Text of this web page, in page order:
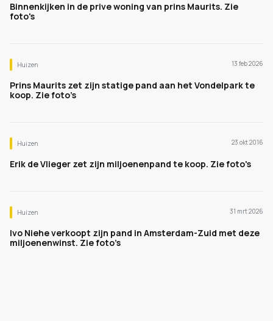
Binnenkijken in de prive woning van prins Maurits. Zie
foto's
Huizen 13 feb 2026
Prins Maurits zet zijn statige pand aan het Vondelpark te
koop. Zie foto’s
Huizen 23 okt 2016
Erik de Vlieger zet zijn miljoenenpand te koop. Zie foto's
Huizen 31 mrt 2026
Ivo Niehe verkoopt zijn pand in Amsterdam-Zuid met deze
miljoenenwinst. Zie foto’s